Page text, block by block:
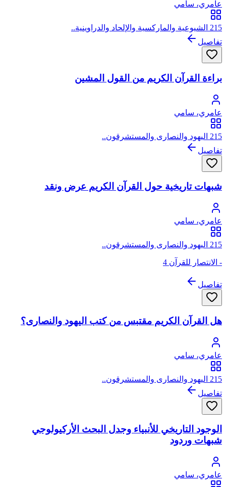
عامري، سامي
215 الشيوعية والماركسية والإلحاد والدراوينية..
تفاصيل
براءة القرآن الكريم من القول المشين
عامري، سامي
215 اليهود والنصارى والمستشرقون..
تفاصيل
شبهات تاريخية حول القرآن الكريم عرض ونقد
عامري، سامي
215 اليهود والنصارى والمستشرقون..
- الانتصار للقرآن 4
تفاصيل
هل القرآن الكريم مقتبس من كتب اليهود والنصارى؟
عامري، سامي
215 اليهود والنصارى والمستشرقون..
تفاصيل
الوجود التاريخي للأنبياء وجدل البحث الأركيولوجي
شبهات وردود
عامري، سامي